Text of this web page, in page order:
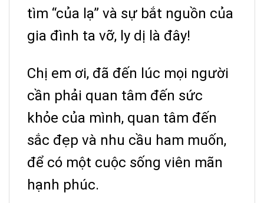
tìm “của lạ” và sự bắt nguồn của
gia đình ta vỡ, ly dị là đây!
Chị em ơi, đã đến lúc mọi người
cần phải quan tâm đến sức
khỏe của mình, quan tâm đến
sắc đẹp và nhu cầu ham muốn,
để có một cuộc sống viên mãn
hạnh phúc.